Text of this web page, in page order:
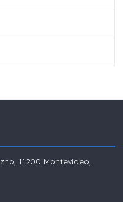
11200 Montevideo,